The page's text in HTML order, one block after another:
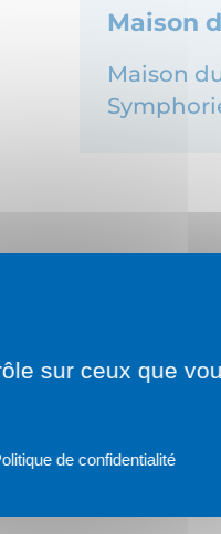
Maison
Maison
sur ceux que
de confidentialité